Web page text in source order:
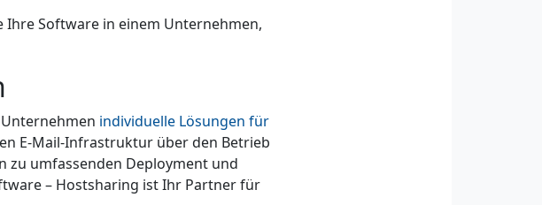
Software in einem Unternehmen,
individuelle Lösungen für
E-Mail-Infrastruktur über den Betrieb
zu umfassenden Deployment und
– Hostsharing ist Ihr Partner für